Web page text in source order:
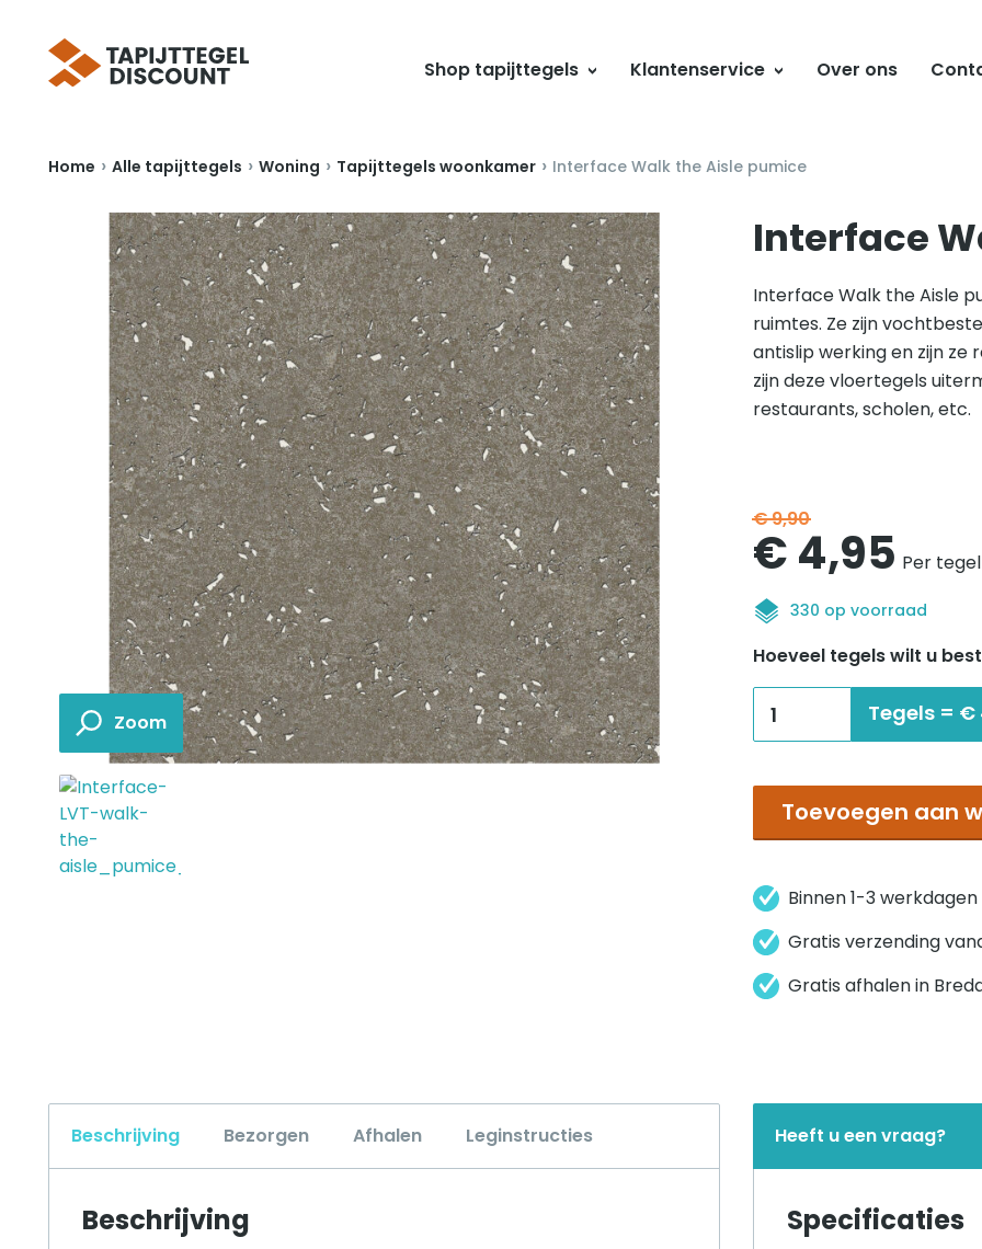
Shop tapijttegels Klantenservice Over ons
Home › Alle tapijttegels › Woning › Tapijttegels woonkamer › Interface Walk the Aisle pumice
Interface
Interface Walk the Aisle
ruimtes. Ze zijn
antislip werking en zijn ze
zijn deze vloertegels
restaurants, scholen, etc.
€9,90
prijs
was:
€9,90.
€4,95
is:
Per
330 op voorraad
Hoeveel tegels wilt u
Aisle
pumice
Tegels = €
Toevoegen aan
Binnen 1-3
Gratis verzending
Gratis afhalen in
Beschrijving Bezorgen Afhalen Leginstructies
Beschrijving
Heeft u een vraag?
Specificaties